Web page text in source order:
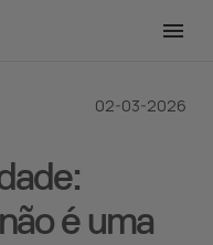
é uma
02-03-2026